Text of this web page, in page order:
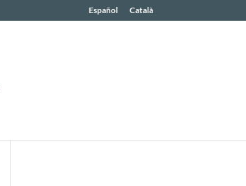
Español Català